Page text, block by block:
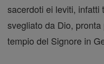
sacerdoti ei leviti, infatti
svegliato da Dio,
tempio del Signore in